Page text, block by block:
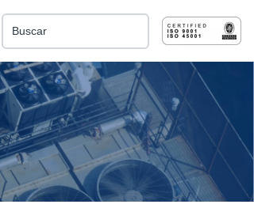
Esto es un campo de búsqueda con una función
No hay sugerencias porque el campo de